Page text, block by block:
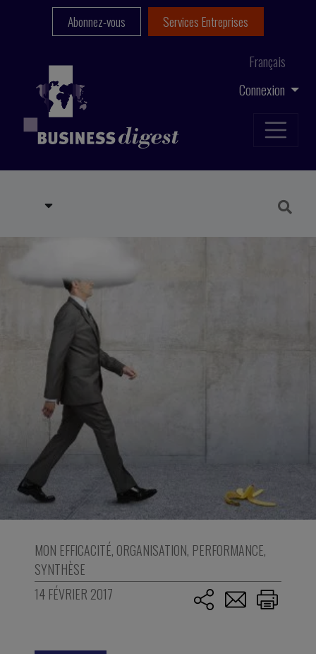
Connexion
Français
Abonnez-vous Services Entreprises
MON EFFICACITÉ, ORGANISATION, PERFORMANCE,
SYNTHÈSE
14 FÉVRIER 2017